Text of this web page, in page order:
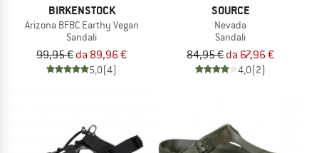
BIRKENSTOCK
Arizona BFBC Earthy Vegan
Sandali
99,95 € da 89,96 €
5,0(4)
SOURCE
Nevada
Sandali
84,95 € da 67,96 €
4,0(2)